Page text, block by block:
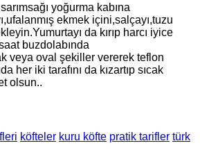
yoğurma kabına
ekmek içini,salçayı,tuzu
da kırıp harcı iyice
buzdolabında
veya oval şekiller vererek teflon
her iki tarafını da kızartıp sıcak
olsun..
köfteler kuru köfte pratik tarifler türk